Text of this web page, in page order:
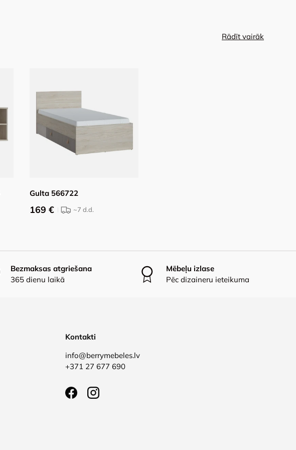
Rādīt vairāk
Gulta 566722
169 € ~7 d.d.
Bezmaksas atgriešana
365 dienu laikā
Mēbeļu izlase
Pēc dizaineru ieteikuma
Kontakti
info@berrymebeles.lv
+371 27 677 690
FacebookInstagram